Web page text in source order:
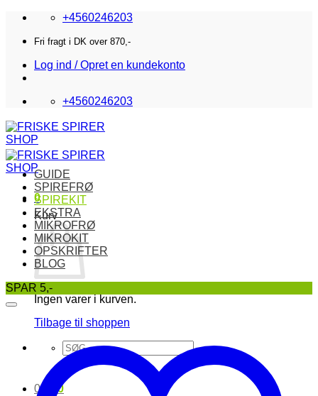
Fortsæt
indhold
+4560246203
Fri fragt i DK over 870,-
Log ind / Opret en kundekonto
+4560246203
0
Kurv
Ingen varer i kurven.
Tilbage til shoppen
Søg
efter:
0 0
GUIDE
SPIREFRØ
SPIREKIT
EKSTRA
MIKROFRØ
MIKROKIT
OPSKRIFTER
BLOG
SPAR 5,-